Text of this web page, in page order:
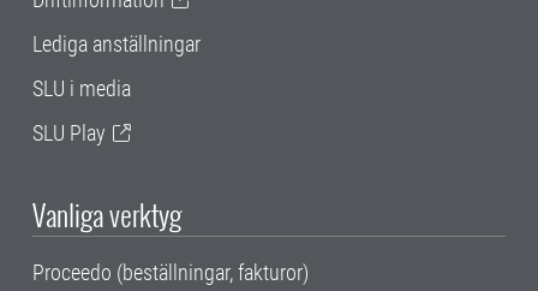
Lediga anställningar
SLU i media
SLU Play
Vanliga verktyg
Proceedo (beställningar, fakturor)